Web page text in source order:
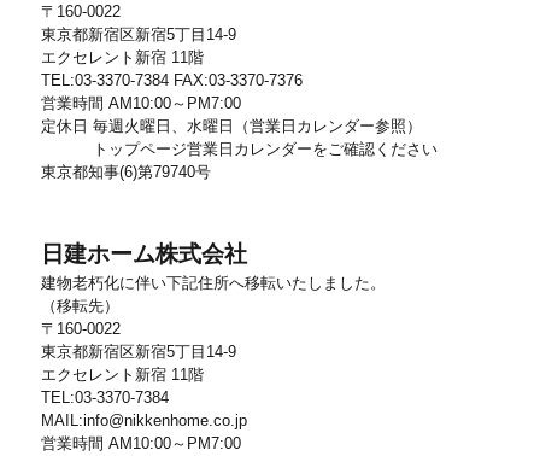
〒160-0022
東京都新宿区新宿5丁目14-9
エクセレント新宿 11階
TEL:03-3370-7384 FAX:03-3370-7376
営業時間 AM10:00～PM7:00
定休日 毎週火曜日、水曜日（営業日カレンダー参照）
トップページ営業日カレンダーをご確認ください
東京都知事(6)第79740号
日建ホーム株式会社
建物老朽化に伴い下記住所へ移転いたしました。
（移転先）
〒160-0022
東京都新宿区新宿5丁目14-9
エクセレント新宿 11階
TEL:03-3370-7384
MAIL:info@nikkenhome.co.jp
営業時間 AM10:00～PM7:00